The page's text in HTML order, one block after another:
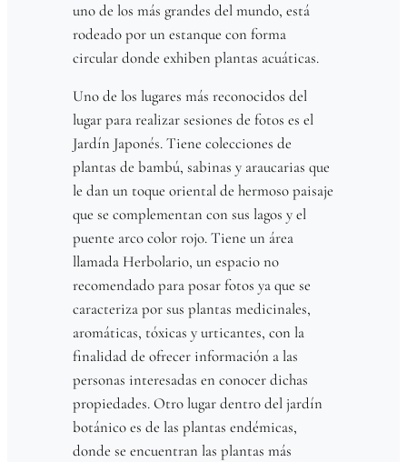
uno de los más grandes del mundo, está
rodeado por un estanque con forma
circular donde exhiben plantas acuáticas.
Uno de los lugares más reconocidos del
lugar para realizar sesiones de fotos es el
Jardín Japonés. Tiene colecciones de
plantas de bambú, sabinas y araucarias que
le dan un toque oriental de hermoso paisaje
que se complementan con sus lagos y el
puente arco color rojo. Tiene un área
llamada Herbolario, un espacio no
recomendado para posar fotos ya que se
caracteriza por sus plantas medicinales,
aromáticas, tóxicas y urticantes, con la
finalidad de ofrecer información a las
personas interesadas en conocer dichas
propiedades. Otro lugar dentro del jardín
botánico es de las plantas endémicas,
donde se encuentran las plantas más